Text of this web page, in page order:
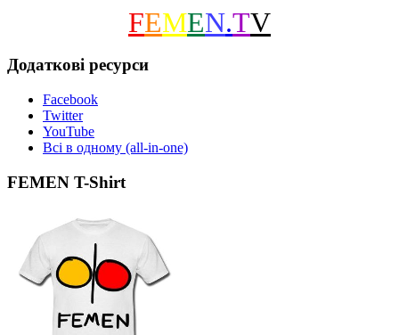
FEMEN.TV
Додаткові ресурси
Facebook
Twitter
YouTube
Всі в одному (all-in-one)
FEMEN T-Shirt